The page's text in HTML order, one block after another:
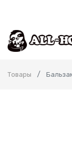
Товары